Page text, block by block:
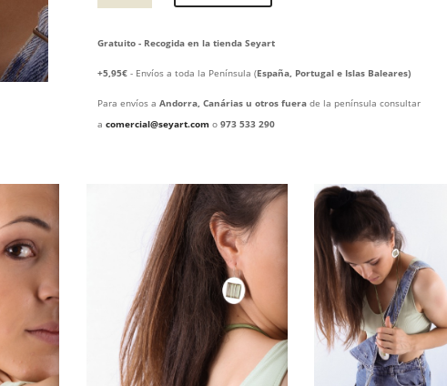
plata
ley
90's
Gratuito - Recogida en la tienda Seyart
+5,95€- Envíos a toda la Península (España, Portugal e Islas Baleares)
Para envíos a Andorra, Canárias u otros fuerade la península consultar
a comercial@seyart.com o 973 533 290